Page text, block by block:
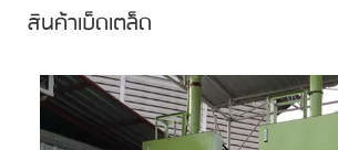
สินค้าเบ็ดเตล็ด